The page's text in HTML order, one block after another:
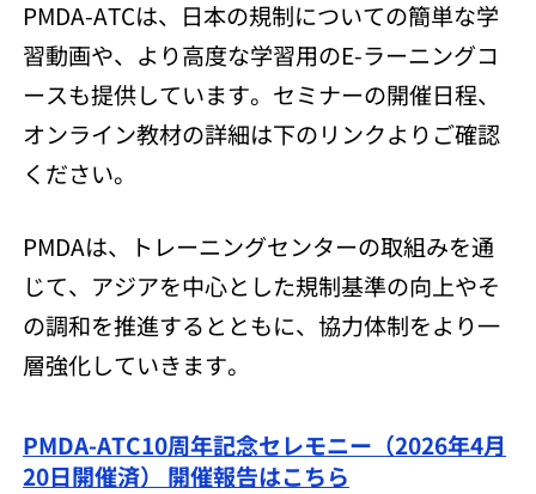
PMDA-ATCは、日本の規制についての簡単な学
習動画や、より高度な学習用のE-ラーニングコ
ースも提供しています。セミナーの開催日程、
オンライン教材の詳細は下のリンクよりご確認
ください。
PMDAは、トレーニングセンターの取組みを通
じて、アジアを中心とした規制基準の向上やそ
の調和を推進するとともに、協力体制をより一
層強化していきます。
PMDA-ATC10周年記念セレモニー（2026年4月
20日開催済） 開催報告はこちら